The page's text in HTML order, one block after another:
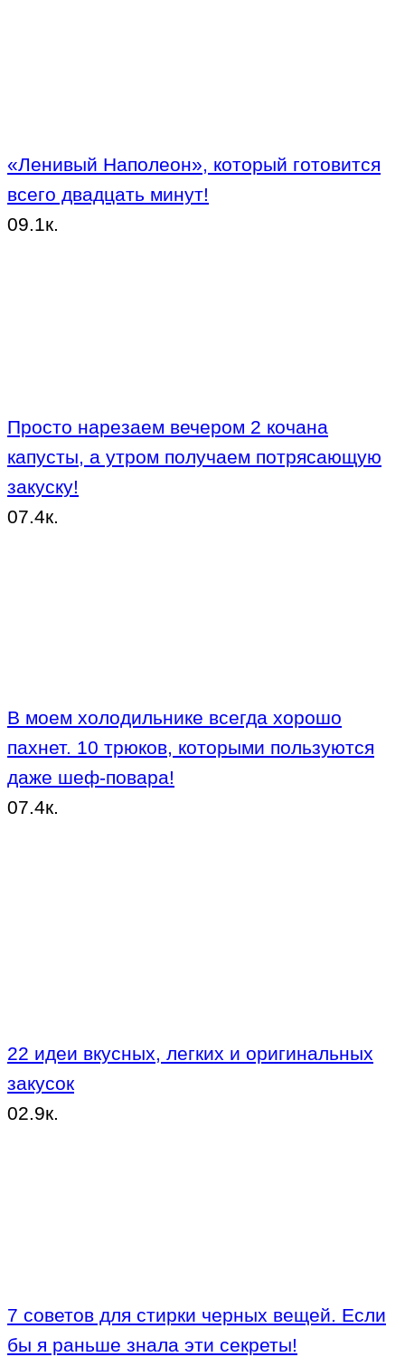
«Ленивый Наполеон», который готовится
всего двадцать минут!
09.1к.
Просто нарезаем вечером 2 кочана
капусты, а утром получаем потрясающую
закуску!
07.4к.
В моем холодильнике всегда хорошо
пахнет. 10 трюков, которыми пользуются
даже шеф-повара!
07.4к.
22 идеи вкусных, легких и оригинальных
закусок
02.9к.
7 советов для стирки черных вещей. Если
бы я раньше знала эти секреты!